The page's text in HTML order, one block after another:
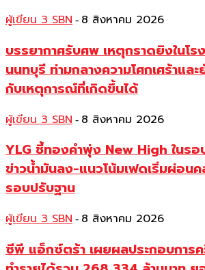
ผู้เขียน 3 SBN - 8 สิงหาคม 2026
บรรยากาศรับศพ เหตุกราดยิงในโร
นนทบุรี ท่ามกลางความโศกเศร้าและ
กับเหตุการณ์ที่เกิดขึ้นได้
ผู้เขียน 3 SBN - 8 สิงหาคม 2026
YLG ชี้ทองคำพุ่ง New High ในร
ข่าวน้ำมันลง-แนวโน้มเฟดเริ่มผ่อน
รอบปรับฐาน
ผู้เขียน 3 SBN - 8 สิงหาคม 2026
ซีพี แอ็กซ์ตร้า เผยผลประกอบการ